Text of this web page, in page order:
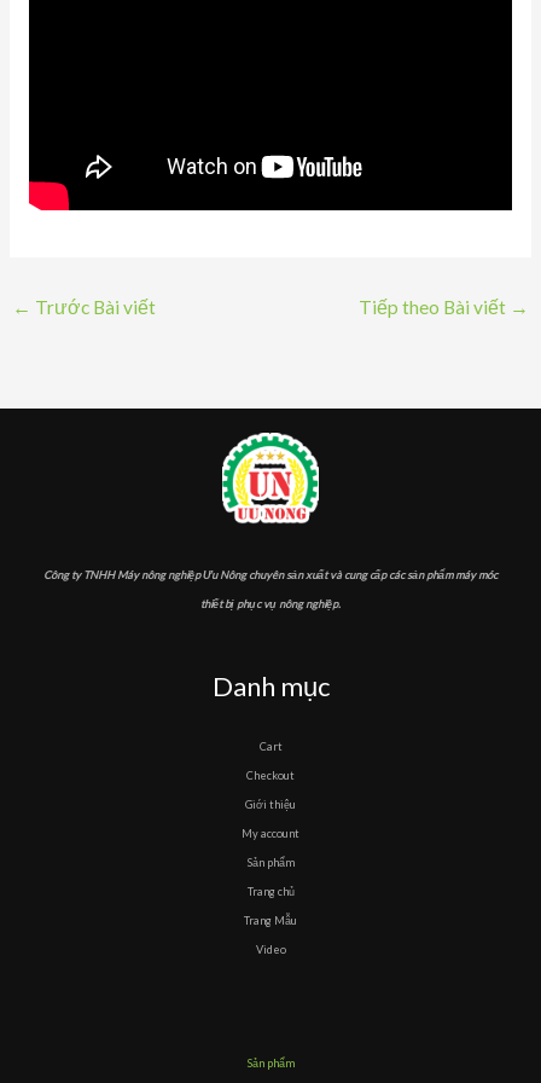
← Trước Bài viết Tiếp theo Bài viết →
Công ty TNHH Máy nông nghiệp Ưu Nông chuyên sản xuất và cung cấp các sản phẩm máy móc
thiết bị phục vụ nông nghiệp.
Danh mục
Cart
Checkout
Giới thiệu
My account
Sản phẩm
Trang chủ
Trang Mẫu
Video
Sản phẩm